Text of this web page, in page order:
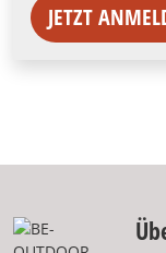
JETZT